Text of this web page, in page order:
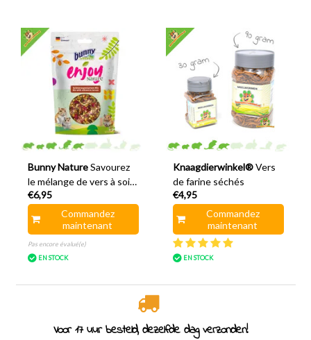
Bunny Nature Savourez
le mélange de vers à soie
et de fleurs de la nature
€6,95
Commandez
maintenant
Pas encore évalué(e)
EN STOCK
Knaagdierwinkel® Vers
de farine séchés
€4,95
Commandez
maintenant
EN STOCK
Voor 17 uur besteld, dezelfde dag verzonden!